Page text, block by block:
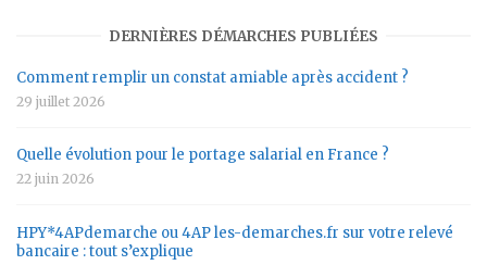
DERNIÈRES DÉMARCHES PUBLIÉES
Comment remplir un constat amiable après accident ?
29 juillet 2026
Quelle évolution pour le portage salarial en France ?
22 juin 2026
HPY*4APdemarche ou 4AP les-demarches.fr sur votre relevé
bancaire : tout s’explique